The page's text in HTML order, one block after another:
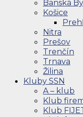
Banská
Košice
Nitra
Prešov
Trenčín
Trnava
Žilina
Kluby SSN
A – klub
Klub
Klub